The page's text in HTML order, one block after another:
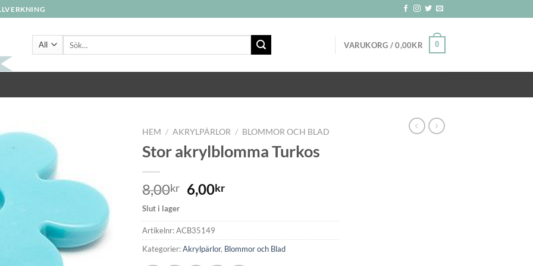
VARUKORG /0,00KR 0
HEM / AKRYLPÄRLOR / BLOMMOR OCH BLAD
Stor akrylblomma Turkos
8,00kr 6,00kr
Slut i lager
Artikelnr:ACB35149
Kategorier:Akrylpärlor, Blommor och Blad